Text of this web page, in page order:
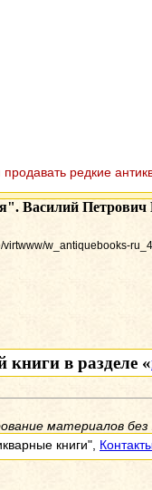
редкие
Василий Петрович
w_antiquebooks-
книги в разделе «
материалов
книги",